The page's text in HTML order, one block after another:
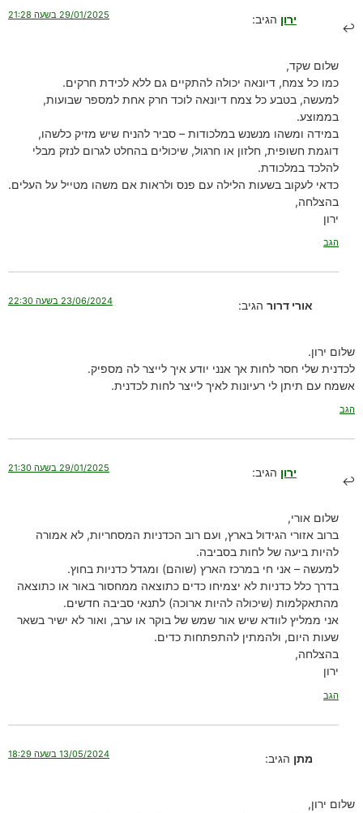
ירון הגיב: 29/01/2025 בשעה 21:28
שלום שקד,
כמו כל צמח, דיונאה יכולה להתקיים גם ללא לכידת חרקים.
למעשה, בטבע כל צמח דיונאה לוכד חרק אחת למספר שבועות,
בממוצע.
במידה ומשהו מנשנש במלכודות – סביר להניח שיש מזיק כלשהו,
דוגמת חשופית, חלזון או חרגול, שיכולים בהחלט לגרום לנזק מבלי
להלכד במלכודת.
כדאי לעקוב בשעות הלילה עם פנס ולראות אם משהו מטייל על העלים.
בהצלחה,
ירון
הגב
אורי דרור הגיב: 23/06/2024 בשעה 22:30
שלום ירון.
לכדנית שלי חסר לחות אך אנני יודע איך לייצר לה מספיק.
אשמח עם תיתן לי רעיונות לאיך לייצר לחות לכדנית.
הגב
ירון הגיב: 29/01/2025 בשעה 21:30
שלום אורי,
ברוב אזורי הגידול בארץ, ועם רוב הכדניות המסחריות, לא אמורה
להיות ביעה של לחות בסביבה.
למעשה – אני חי במרכז הארץ (שוהם) ומגדל כדניות בחוץ.
בדרך כלל כדניות לא יצמיחו כדים כתוצאה ממחסור באור או כתוצאה
מהתאקלמות (שיכולה להיות ארוכה) לתנאי סביבה חדשים.
אני ממליץ לוודא שיש אור שמש של בוקר או ערב, ואור לא ישיר בשאר
שעות היום, ולהמתין להתפתחות כדים.
בהצלחה,
ירון
הגב
מתן הגיב: 13/05/2024 בשעה 18:29
שלום ירון,